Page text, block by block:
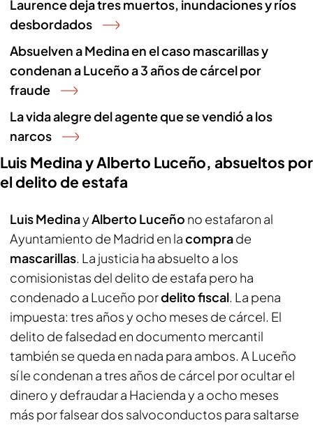
Laurence deja tres muertos, inundaciones y ríos
desbordados
Absuelven a Medina en el caso mascarillas y
condenan a Luceño a 3 años de cárcel por
fraude
La vida alegre del agente que se vendió a los
narcos
Luis Medina y Alberto Luceño, absueltos por
el delito de estafa
Luis MedinayAlberto Luceño no estafaron al
Ayuntamiento de Madrid en lacomprade
mascarillas. La justicia ha absuelto a los
comisionistas del delito de estafa pero ha
condenado a Luceño pordelito fiscal. La pena
impuesta: tres años y ocho meses de cárcel. El
delito de falsedad en documento mercantil
también se queda en nada para ambos. A Luceño
sí le condenan a tres años de cárcel por ocultar el
dinero y defraudar a Hacienda y a ocho meses
más por falsear dos salvoconductos para saltarse